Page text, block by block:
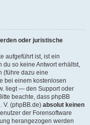
oder juristische
aufgeführt ist, ist ein
du so keine Antwort erhältst,
(führe dazu eine
bei einem kostenlosen
liegt — den Support oder
beachte, dass phpBB
V. (phpBB.de) absolut keinen
der Forensoftware
herangezogen werden